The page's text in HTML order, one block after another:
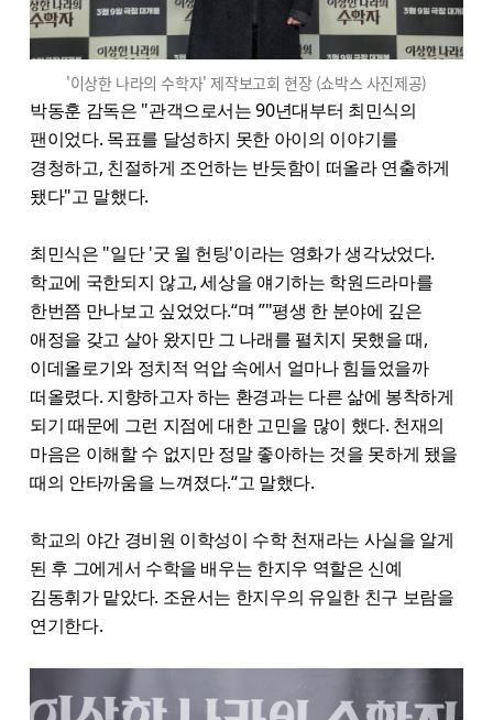
'이상한 나라의 수학자' 제작보고회 현장 (쇼박스 사진제공)
박동훈 감독은 "관객으로서는 90년대부터 최민식의
팬이었다. 목표를 달성하지 못한 아이의 이야기를
경청하고, 친절하게 조언하는 반듯함이 떠올라 연출하게
됐다"고 말했다.
최민식은 "일단 '굿 윌 헌팅'이라는 영화가 생각났었다.
학교에 국한되지 않고, 세상을 얘기하는 학원드라마를
한번쯤 만나보고 싶었었다.“며 ”"평생 한 분야에 깊은
애정을 갖고 살아 왔지만 그 나래를 펼치지 못했을 때,
이데올로기와 정치적 억압 속에서 얼마나 힘들었을까
떠올렸다. 지향하고자 하는 환경과는 다른 삶에 봉착하게
되기 때문에 그런 지점에 대한 고민을 많이 했다. 천재의
마음은 이해할 수 없지만 정말 좋아하는 것을 못하게 됐을
때의 안타까움을 느껴졌다.“고 말했다.
학교의 야간 경비원 이학성이 수학 천재라는 사실을 알게
된 후 그에게서 수학을 배우는 한지우 역할은 신예
김동휘가 맡았다. 조윤서는 한지우의 유일한 친구 보람을
연기한다.